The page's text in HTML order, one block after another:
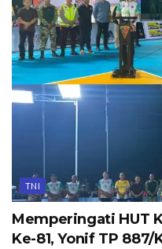
TNI
Memperingati HUT
Ke-81, Yonif TP